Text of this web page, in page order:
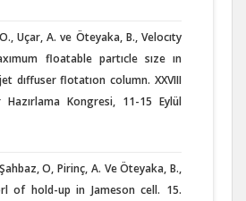
Uçar, A. ve Öteyaka, B., Velocıty
floatable partıcle sıze ın
dıffuser flotatıon column. XXVIII
Hazırlama Kongresi, 11-15 Eylül
O, Pirinç, A. Ve Öteyaka, B.,
of hold-up in Jameson cell. 15.